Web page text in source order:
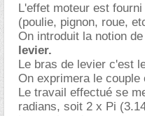
L'effet moteur est
(poulie, pignon, roue,
On introduit la notion de
levier.
Le bras de levier c'est
On exprimera le
Le travail effectué se
radians, soit 2 x Pi